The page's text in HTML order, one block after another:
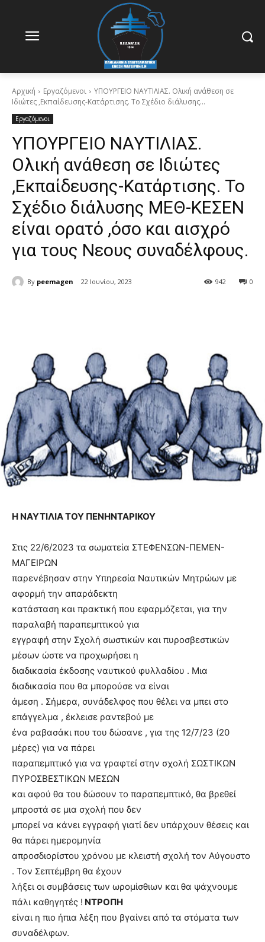
Αρχική Εργαζόμενοι
ΥΠΟΥΡΓΕΙΟ ΝΑΥΤΙΛΙΑΣ. Ολική ανάθεση σε
Ιδιώτες ,Εκπαίδευσης-Κατάρτισης. Το Σχέδιο διάλυσης...
Εργαζόμενοι
ΥΠΟΥΡΓΕΙΟ ΝΑΥΤΙΛΙΑΣ.
Ολική ανάθεση σε Ιδιώτες
,Εκπαίδευσης-Κατάρτισης. Το
Σχέδιο διάλυσης ΜΕΘ-ΚΕΣΕΝ
είναι ορατό ,όσο και αισχρό
για τους Νεους συναδέλφους.
By peemagen 22 Ιουνίου, 2023 0
942
Η ΝΑΥΤΙΛΙΑ ΤΟΥ ΠΕΝΗΝΤΑΡΙΚΟΥ
Στις 22/6/2023 τα σωματεία ΣΤΕΦΕΝΣΩΝ-ΠΕΜΕΝ-
ΜΑΓΕΙΡΩΝ
παρενέβησαν στην Υπηρεσία Ναυτικών Μητρώων με
αφορμή την απαράδεκτη
κατάσταση και πρακτική που εφαρμόζεται, για την
παραλαβή παραπεμπτικού για
εγγραφή στην Σχολή σωστικών και πυροσβεστικών
μέσων ώστε να προχωρήσει η
διαδικασία έκδοσης ναυτικού φυλλαδίου . Μια
διαδικασία που θα μπορούσε να είναι
άμεση . Σήμερα, συνάδελφος που θέλει να μπει στο
επάγγελμα , έκλεισε ραντεβού με
ένα ραβασάκι που του δώσανε , για της 12/7/23 (20
μέρες) για να πάρει
παραπεμπτικό για να γραφτεί στην σχολή ΣΩΣΤΙΚΩΝ
ΠΥΡΟΣΒΕΣΤΙΚΩΝ ΜΕΣΩΝ
και αφού θα του δώσουν το παραπεμπτικό, θα βρεθεί
μπροστά σε μια σχολή που δεν
μπορεί να κάνει εγγραφή γιατί δεν υπάρχουν θέσεις και
θα πάρει ημερομηνία
απροσδιορίστου χρόνου με κλειστή σχολή τον Αύγουστο
. Τον Σεπτέμβρη θα έχουν
λήξει οι συμβάσεις των ωρομίσθιων και θα ψάχνουμε
πάλι καθηγητές ! ΝΤΡΟΠΗ
είναι η πιο ήπια λέξη που βγαίνει από τα στόματα των
συναδέλφων.